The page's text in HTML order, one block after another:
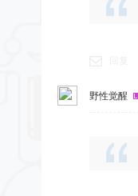
野性觉醒